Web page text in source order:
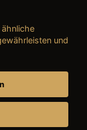
und